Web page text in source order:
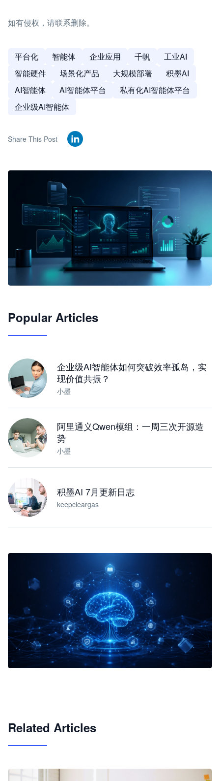
如有侵权，请联系删除。
平台化 智能体 企业应用 千帆
工业AI
智能硬件
场景化产品 大规模部署
积墨AI
AI智能体
AI智能体平台
私有化AI智能体平台
企业级AI智能体
Share This Post
JimoClaw 桌面 AI Agent 工作台
Popular Articles
企业级AI智能体如何突破效率孤岛，实
现价值共振？
小墨
阿里通义Qwen模组：一周三次开源造
势
小墨
积墨AI 7月更新日志
keepcleargas
Related Articles